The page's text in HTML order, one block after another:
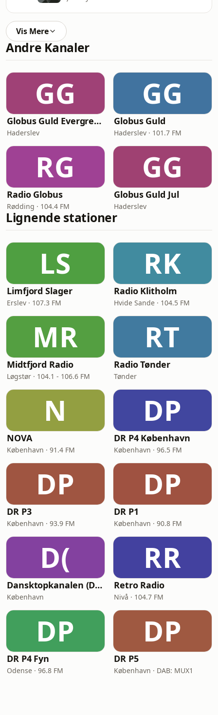
Vis Mere
Andre Kanaler
GG
Globus Guld Evergreens
Haderslev
GG
Globus Guld
Haderslev · 101.7 FM
RG
Radio Globus
Rødding · 104.4 FM
GG
Globus Guld Jul
Haderslev
Lignende stationer
LS
Limfjord Slager
Erslev · 107.3 FM
RK
Radio Klitholm
Hvide Sande · 104.5 FM
MR
Midtfjord Radio
Løgstør · 104.1 - 106.6 FM
RT
Radio Tønder
Tønder
N
NOVA
København · 91.4 FM
DP
DR P4 København
København · 96.5 FM
DP
DR P3
København · 93.9 FM
DP
DR P1
København · 90.8 FM
D(
Dansktopkanalen (DK4 Dansktop)
København
RR
Retro Radio
Nivå · 104.7 FM
DP
DR P4 Fyn
Odense · 96.8 FM
DP
DR P5
København · DAB: MUX1